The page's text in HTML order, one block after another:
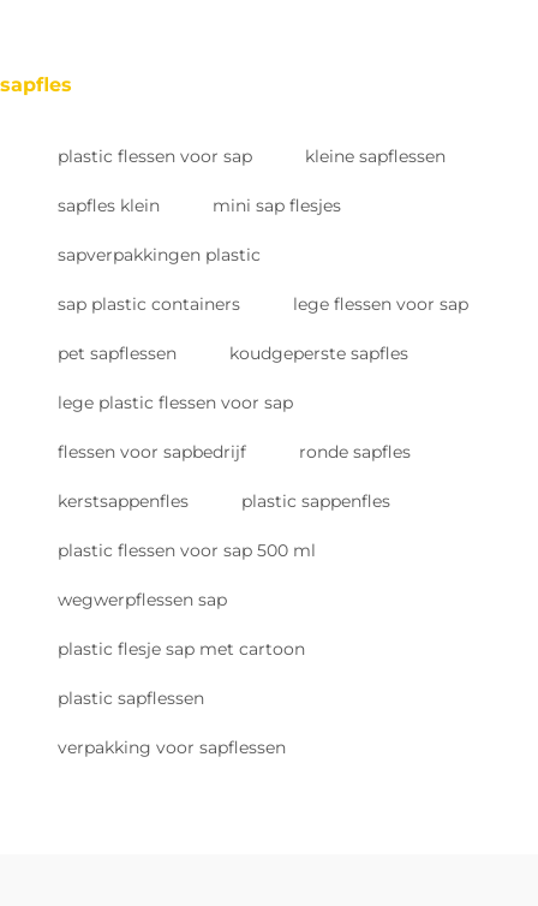
sapfles
plastic flessen voor sap kleine sapflessen
sapfles klein mini sap flesjes
sapverpakkingen plastic
sap plastic containers lege flessen voor sap
pet sapflessen koudgeperste sapfles
lege plastic flessen voor sap
flessen voor sapbedrijf ronde sapfles
kerstsappenfles plastic sappenfles
plastic flessen voor sap 500 ml
wegwerpflessen sap
plastic flesje sap met cartoon
plastic sapflessen
verpakking voor sapflessen